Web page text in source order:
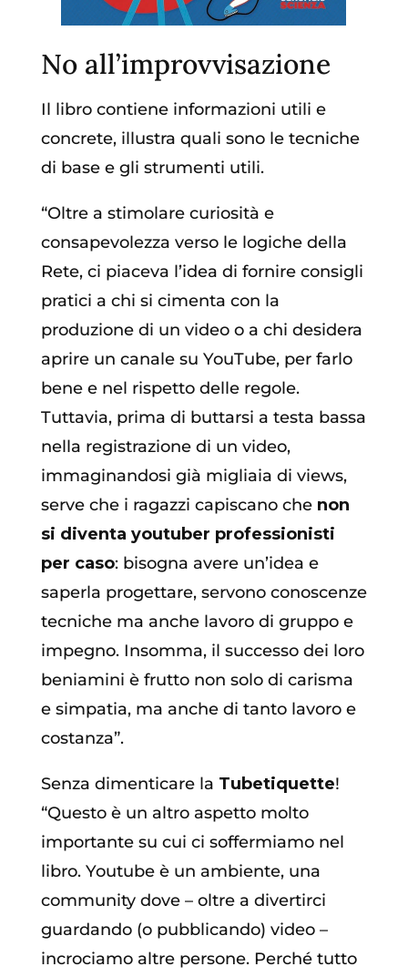
No all’improvvisazione
Il libro contiene informazioni utili e
concrete, illustra quali sono le tecniche
di base e gli strumenti utili.
“Oltre a stimolare curiosità e
consapevolezza verso le logiche della
Rete, ci piaceva l’idea di fornire consigli
pratici a chi si cimenta con la
produzione di un video o a chi desidera
aprire un canale su YouTube, per farlo
bene e nel rispetto delle regole.
Tuttavia, prima di buttarsi a testa bassa
nella registrazione di un video,
immaginandosi già migliaia di views,
serve che i ragazzi capiscano che non
si diventa youtuber professionisti
per caso: bisogna avere un’idea e
saperla progettare, servono conoscenze
tecniche ma anche lavoro di gruppo e
impegno. Insomma, il successo dei loro
beniamini è frutto non solo di carisma
e simpatia, ma anche di tanto lavoro e
costanza”.
Senza dimenticare la Tubetiquette!
“Questo è un altro aspetto molto
importante su cui ci soffermiamo nel
libro. Youtube è un ambiente, una
community dove – oltre a divertirci
guardando (o pubblicando) video –
incrociamo altre persone. Perché tutto